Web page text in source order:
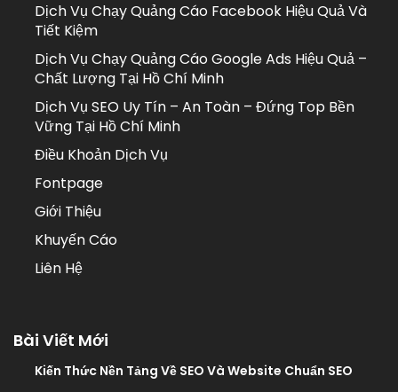
Dịch Vụ Chạy Quảng Cáo Facebook Hiệu Quả Và
Tiết Kiệm
Dịch Vụ Chạy Quảng Cáo Google Ads Hiệu Quả –
Chất Lượng Tại Hồ Chí Minh
Dịch Vụ SEO Uy Tín – An Toàn – Đứng Top Bền
Vững Tại Hồ Chí Minh
Điều Khoản Dịch Vụ
Fontpage
Giới Thiệu
Khuyến Cáo
Liên Hệ
Bài Viết Mới
Kiến Thức Nền Tảng Về SEO Và Website Chuẩn SEO